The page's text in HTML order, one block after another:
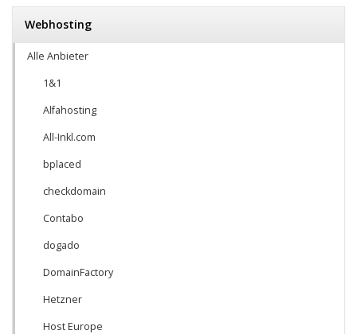
Webhosting
Alle Anbieter
1&1
Alfahosting
All-Inkl.com
bplaced
checkdomain
Contabo
dogado
DomainFactory
Hetzner
Host Europe